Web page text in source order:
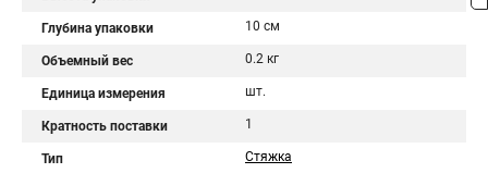
Глубина упаковки 10 см
Объемный вес 0.2 кг
Единица измерения шт.
Кратность поставки 1
Тип Стяжка